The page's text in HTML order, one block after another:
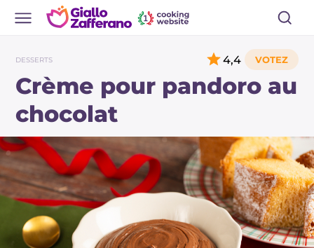
DESSERTS
Crème pour pandoro au
chocolat
4,4